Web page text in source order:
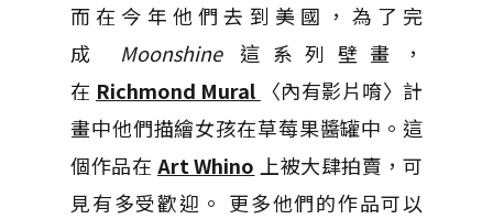
而在今年他們去到美國，為了完
成 Moonshine 這系列壁畫，
在 Richmond Mural 〈內有影片唷〉計
畫中他們描繪女孩在草莓果醬罐中。這
個作品在 Art Whino 上被大肆拍賣，可
見有多受歡迎。 更多他們的作品可以